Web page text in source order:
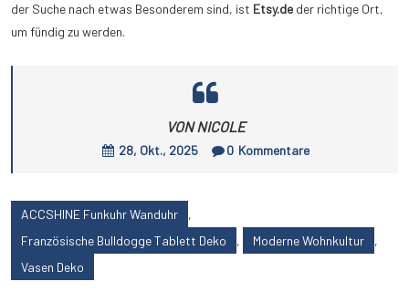
der Suche nach etwas Besonderem sind, ist Etsy.de der richtige Ort,
um fündig zu werden.
VON NICOLE
28, Okt., 2025 0 Kommentare
ACCSHINE Funkuhr Wanduhr
,
Französische Bulldogge Tablett Deko
, Moderne Wohnkultur
,
Vasen Deko